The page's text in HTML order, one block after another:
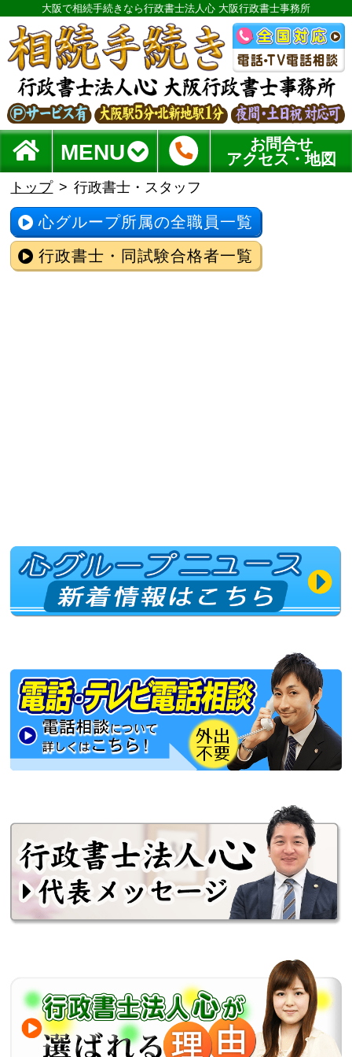
大阪で相続手続きなら行政書士法人心 大阪行政書士事務所
MENU
お問合せ
アクセス・地図
トップ 行政書士・スタッフ
心グループ所属の全職員一覧
行政書士・同試験合格者一覧